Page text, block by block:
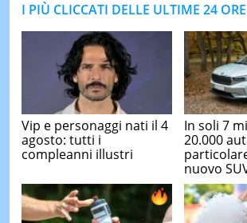
I PIÙ CLICCATI DELLE ULTIME 24 ORE
Vip e personaggi nati il 4
agosto: tutti i
compleanni illustri
In soli 7
20.000
nuovo